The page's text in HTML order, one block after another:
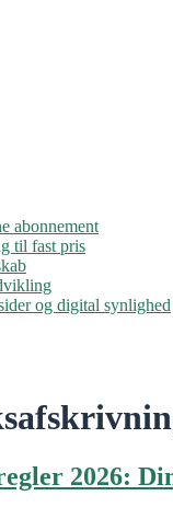
abonnement
til fast pris
og digital synlighed
2026: